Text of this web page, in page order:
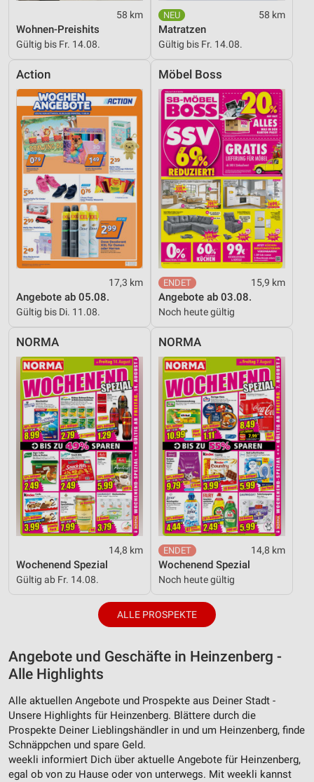
58 km
Wohnen-Preishits
Gültig bis Fr. 14.08.
58 km
Matratzen
Gültig bis Fr. 14.08.
Action
17,3 km
Angebote ab 05.08.
Gültig bis Di. 11.08.
Möbel Boss
15,9 km
Angebote ab 03.08.
Noch heute gültig
NORMA
14,8 km
Wochenend Spezial
Gültig ab Fr. 14.08.
NORMA
14,8 km
Wochenend Spezial
Noch heute gültig
ALLE PROSPEKTE
Angebote und Geschäfte in Heinzenberg -
Alle Highlights
Alle aktuellen Angebote und Prospekte aus Deiner Stadt -
Unsere Highlights für Heinzenberg. Blättere durch die
Prospekte Deiner Lieblingshändler in und um Heinzenberg, finde
Schnäppchen und spare Geld.
weekli informiert Dich über aktuelle Angebote für Heinzenberg,
egal ob von zu Hause oder von unterwegs. Mit weekli kannst